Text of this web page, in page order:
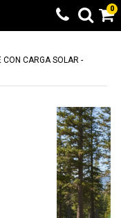
0
CON CARGA SOLAR -
de
cuotas sin
05/2023 y el